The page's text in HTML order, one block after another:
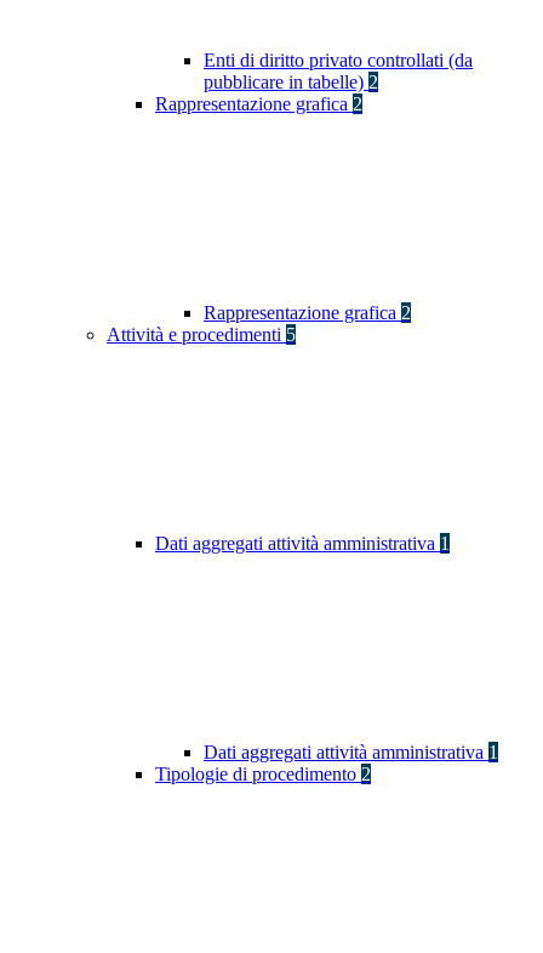
Enti di diritto privato controllati (da
pubblicare in tabelle) 2
Rappresentazione grafica 2
Rappresentazione grafica 2
Attività e procedimenti 5
Dati aggregati attività amministrativa 1
Dati aggregati attività amministrativa 1
Tipologie di procedimento 2